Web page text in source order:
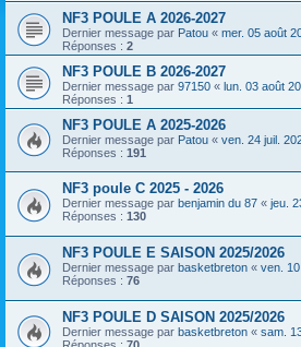
NF3 POULE A 2026-2027
Dernier message par Patou « mer. 05 août
Réponses : 2
NF3 POULE B 2026-2027
Dernier message par 97150 « lun. 03 août
Réponses : 1
NF3 POULE A 2025-2026
Dernier message par Patou « ven. 24 juil.
Réponses : 191
NF3 poule C 2025 - 2026
Dernier message par benjamin du 87 « jeu.
Réponses : 130
NF3 POULE E SAISON 2025/2026
Dernier message par basketbreton « ven.
Réponses : 76
NF3 POULE D SAISON 2025/2026
Dernier message par basketbreton « sam.